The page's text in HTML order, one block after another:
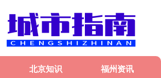
北京知识 福州资讯